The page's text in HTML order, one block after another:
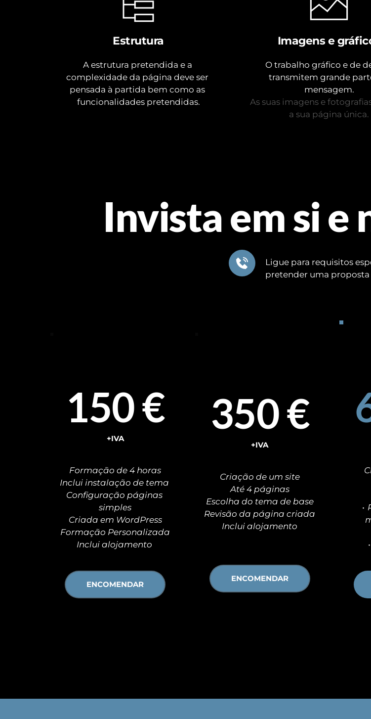
Estrutura
A estrutura pretendida e a
complexidade da página deve ser
pensada à partida bem como as
funcionalidades pretendidas.
Imagens e
O trabalho gráfico e de
transmitem grande
mensagem.
As suas imagens e
a sua página única.
Invista em si
Ligue para requisitos
pretender uma
150 €
+IVA
Formação de 4 horas
Inclui instalação de tema
Configuração páginas
simples
Criada em WordPress
Formação Personalizada
Inclui alojamento
ENCOMENDAR
350 €
+IVA
Criação de um site
Até 4 páginas
Escolha do tema de base
Inclui alojamento
ENCOMENDAR